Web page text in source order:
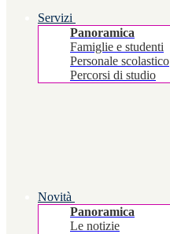
Servizi
Panoramica
Famiglie e studenti
Personale scolastico
Percorsi di studio
Novità
Panoramica
Le notizie